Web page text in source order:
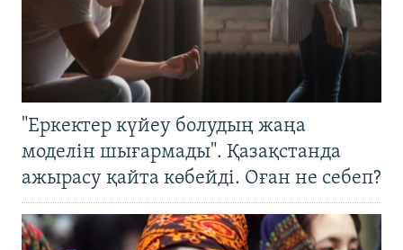
"Еркектер күйеу болудың жаңа
моделін шығармады". Қазақстанда
ажырасу қайта көбейді. Оған не себеп?